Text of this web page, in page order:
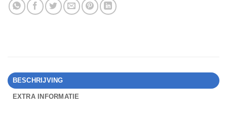
BESCHRIJVING
EXTRA INFORMATIE